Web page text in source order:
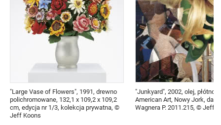
"Large Vase of Flowers", 1991, drewno
polichromowane, 132,1 x 109,2 x 109,2
cm, edycja nr 1/3, kolekcja prywatna, ©
Jeff Koons
"Junkyard", 2002, olej,
American Art, Nowy Jork, dar
Wagnera P. 2011.215, © Jeff